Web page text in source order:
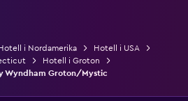
i Nordamerika
Hotell i USA
Hotell i Groton
Wyndham Groton/Mystic